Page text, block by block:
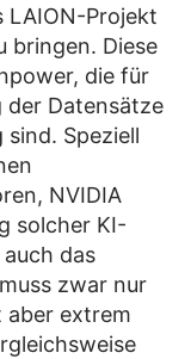
LAION-Projekt
bringen. Diese
die für
der Datensätze
Speziell
NVIDIA
solcher KI-
das
zwar nur
aber extrem